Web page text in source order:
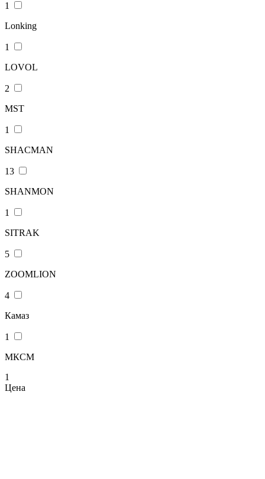
1
Lonking
1
LOVOL
2
MST
1
SHACMAN
13
SHANMON
1
SITRAK
5
ZOOMLION
4
Камаз
1
МКСМ
1
Цена